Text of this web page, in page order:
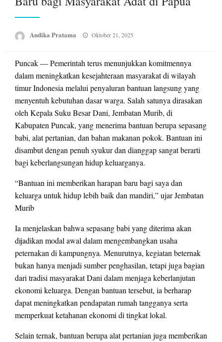
Andika Pratama
Posted
Oktober 21, 2025
Puncak — Pemerintah terus menunjukkan komitmennya
dalam meningkatkan kesejahteraan masyarakat di wilayah
timur Indonesia melalui penyaluran bantuan langsung yang
menyentuh kebutuhan dasar warga. Salah satunya dirasakan
oleh Kepala Suku Besar Dani, Jembatan Murib, di
Kabupaten Puncak, yang menerima bantuan berupa sepasang
babi, alat pertanian, dan bahan makanan pokok. Bantuan ini
disambut dengan penuh syukur dan dianggap sangat berarti
bagi keberlangsungan hidup keluarganya.
“Bantuan ini memberikan harapan baru bagi saya dan
keluarga untuk hidup lebih baik dan mandiri,” ujar Jembatan
Murib
Ia menjelaskan bahwa sepasang babi yang diterima akan
dijadikan modal awal dalam mengembangkan usaha
peternakan di kampungnya. Menurutnya, kegiatan beternak
bukan hanya menjadi sumber penghasilan, tetapi juga bagian
dari tradisi masyarakat Dani dalam menjaga keberlanjutan
ekonomi keluarga. Dengan bantuan tersebut, ia berharap
dapat meningkatkan pendapatan rumah tangganya serta
memperkuat ketahanan ekonomi di tingkat lokal.
Selain ternak, bantuan berupa alat pertanian juga memberikan